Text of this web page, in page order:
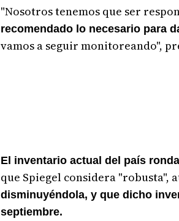
"Nosotros tenemos que ser
recomendado lo necesario para
vamos a seguir monitoreando",
El inventario actual del país
que Spiegel considera "robusta",
disminuyéndola, y que dicho
septiembre.